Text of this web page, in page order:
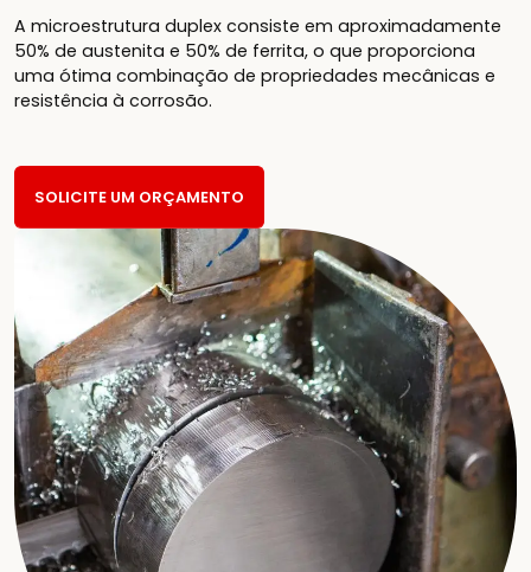
A microestrutura duplex consiste em aproximadamente
50% de austenita e 50% de ferrita, o que proporciona
uma ótima combinação de propriedades mecânicas e
resistência à corrosão.
SOLICITE UM ORÇAMENTO